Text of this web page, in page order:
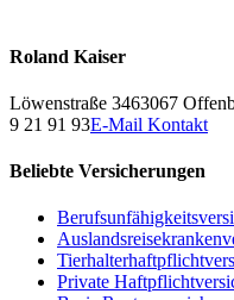
+
Roland Kaiser
Löwenstraße 3463067
9 21 91 93E-Mail Kontakt
Beliebte Versicherungen
Private